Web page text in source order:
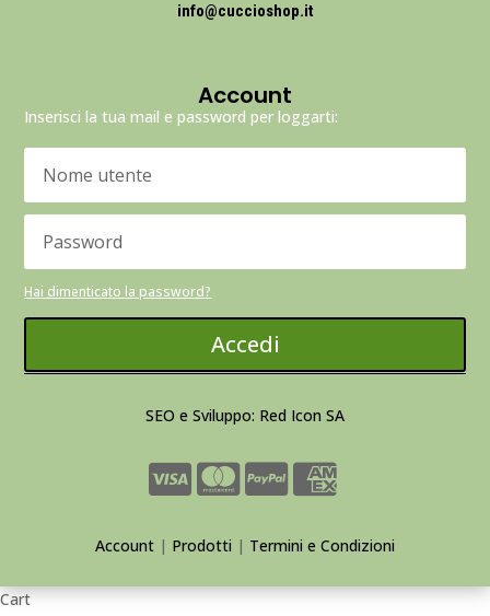
info@cuccioshop.it
Account
Inserisci la tua mail e password per loggarti:
Hai dimenticato la password?
Accedi
SEO e Sviluppo: Red Icon SA
Account | Prodotti | Termini e Condizioni
Cart